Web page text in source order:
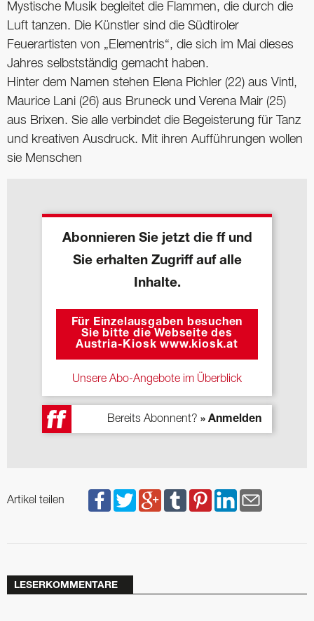
Mystische Musik begleitet die Flammen, die durch die
Luft tanzen. Die Künstler sind die Südtiroler
Feuerartisten von „Elementris“, die sich im Mai dieses
Jahres selbstständig gemacht haben.
Hinter dem Namen stehen Elena Pichler (22) aus Vintl,
Maurice Lani (26) aus Bruneck und Verena Mair (25)
aus Brixen. Sie alle verbindet die Begeisterung für Tanz
und kreativen Ausdruck. Mit ihren Aufführungen wollen
sie Menschen
Abonnieren Sie jetzt die ff und
Sie erhalten Zugriff auf alle
Inhalte.
Für Einzelausgaben besuchen
Sie bitte die Webseite des
Austria-Kiosk www.kiosk.at
Unsere Abo-Angebote im Überblick
Bereits Abonnent? » Anmelden
Artikel teilen
LESERKOMMENTARE